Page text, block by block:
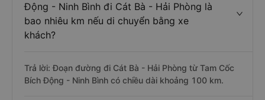
Động - Ninh Bình đi Cát Bà - Hải Phòng là
bao nhiêu km nếu di chuyển bằng xe
khách?
Trả lời: Đoạn đường đi Cát Bà - Hải Phòng từ Tam Cốc
Bích Động - Ninh Bình có chiều dài khoảng 100 km.